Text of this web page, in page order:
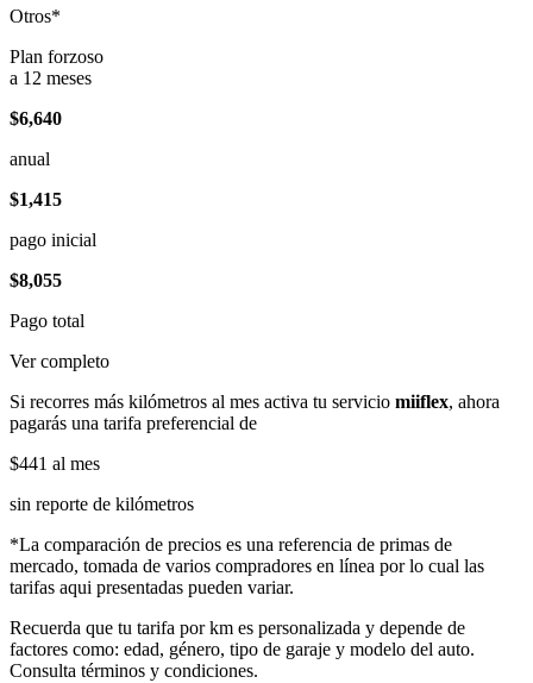
Otros*
Plan forzoso
a 12 meses
$6,640
anual
$1,415
pago inicial
$8,055
Pago total
Ver completo
Si recorres más kilómetros al mes activa tu servicio miiflex, ahora
pagarás una tarifa preferencial de
$441 al mes
sin reporte de kilómetros
*La comparación de precios es una referencia de primas de
mercado, tomada de varios compradores en línea por lo cual las
tarifas aqui presentadas pueden variar.
Recuerda que tu tarifa por km es personalizada y depende de
factores como: edad, género, tipo de garaje y modelo del auto.
Consulta términos y condiciones.